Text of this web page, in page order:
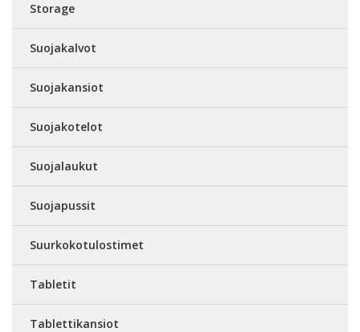
Storage
Suojakalvot
Suojakansiot
Suojakotelot
Suojalaukut
Suojapussit
Suurkokotulostimet
Tabletit
Tablettikansiot